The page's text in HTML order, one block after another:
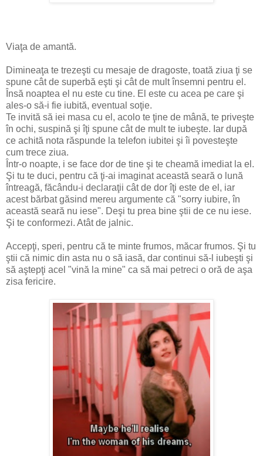
Viaţa de amantă.
Dimineaţa te trezeşti cu mesaje de dragoste, toată ziua ţi se
spune cât de superbă eşti şi cât de mult însemni pentru el.
Însă noaptea el nu este cu tine. El este cu acea pe care şi
ales-o să-i fie iubită, eventual soţie.
Te invită să iei masa cu el, acolo te ţine de mână, te priveşte
în ochi, suspină şi îţi spune cât de mult te iubeşte. Iar după
ce achită nota răspunde la telefon iubitei şi îi povesteşte
cum trece ziua.
Într-o noapte, i se face dor de tine şi te cheamă imediat la el.
Şi tu te duci, pentru că ţi-ai imaginat această seară o lună
întreagă, făcându-i declaraţii cât de dor îţi este de el, iar
acest bărbat găsind mereu argumente că "sorry iubire, în
această seară nu iese". Deşi tu prea bine ştii de ce nu iese.
Şi te conformezi. Atât de jalnic.
Accepţi, speri, pentru că te minte frumos, măcar frumos. Şi tu
ştii că nimic din asta nu o să iasă, dar continui să-l iubeşti şi
să aştepţi acel "vină la mine" ca să mai petreci o oră de aşa
zisa fericire.